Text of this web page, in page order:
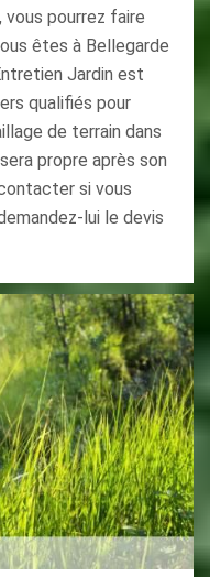
vous pourrez faire
êtes à Bellegarde
Jardin est
qualifiés pour
de terrain dans
propre après son
si vous
lui le devis